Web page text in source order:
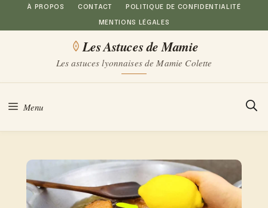
Aller
au
À PROPOS CONTACT POLITIQUE DE CONFIDENTIALITÉ
MENTIONS LÉGALES
Les Astuces de Mamie
Les astuces lyonnaises de Mamie Colette
Menu